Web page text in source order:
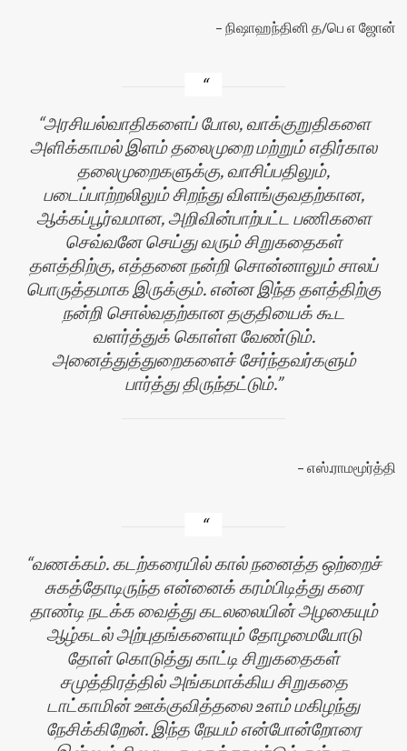
நிஷாஹந்தினி த/பெ எ ஜோன்
அரசியல்வாதிகளைப் போல, வாக்குறுதிகளை
அளிக்காமல் இளம் தலைமுறை மற்றும் எதிர்கால
தலைமுறைகளுக்கு, வாசிப்பதிலும்,
படைப்பாற்றலிலும் சிறந்து விளங்குவதற்கான,
ஆக்கப்பூர்வமான, அறிவின்பாற்பட்ட பணிகளை
செவ்வனே செய்து வரும் சிறுகதைகள்
தளத்திற்கு, எத்தனை நன்றி சொன்னாலும் சாலப்
பொருத்தமாக இருக்கும். என்ன இந்த தளத்திற்கு
நன்றி சொல்வதற்கான தகுதியைக் கூட
வளர்த்துக் கொள்ள வேண்டும்.
அனைத்துத்துறைகளைச் சேர்ந்தவர்களும்
பார்த்து திருந்தட்டும்.
எஸ்.ராமமூர்த்தி
வணக்கம். கடற்கரையில் கால் நனைத்த ஒற்றைச்
சுகத்தோடிருந்த என்னைக் கரம்பிடித்து கரை
தாண்டி நடக்க வைத்து கடலலையின் அழகையும்
ஆழ்கடல் அற்புதங்களையும் தோழமையோடு
தோள் கொடுத்து காட்டி சிறுகதைகள்
சமுத்திரத்தில் அங்கமாக்கிய சிறுகதை
டாட்காமின் ஊக்குவித்தலை உளம் மகிழந்து
நேசிக்கிறேன். இந்த நேயம் என்போன்றோரை